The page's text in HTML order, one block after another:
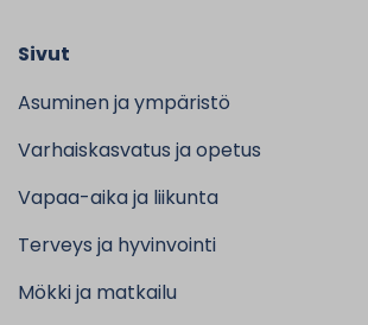
Sivut
Asuminen ja ympäristö
Varhaiskasvatus ja opetus
Vapaa-aika ja liikunta
Terveys ja hyvinvointi
Mökki ja matkailu